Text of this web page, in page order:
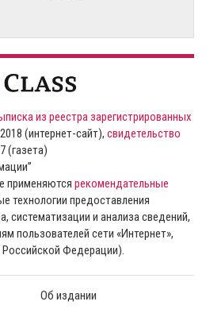
из реестра зарегистрированных
(интернет-сайт), свидетельство
(газета)
применяются рекомендательные
технологии предоставления
систематизации и анализа сведений,
пользователей сети «Интернет»,
Федерации).
Об издании